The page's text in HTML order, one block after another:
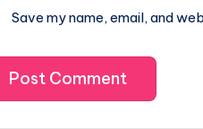
Save my name, email, and